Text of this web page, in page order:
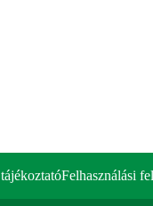
Felhasználási